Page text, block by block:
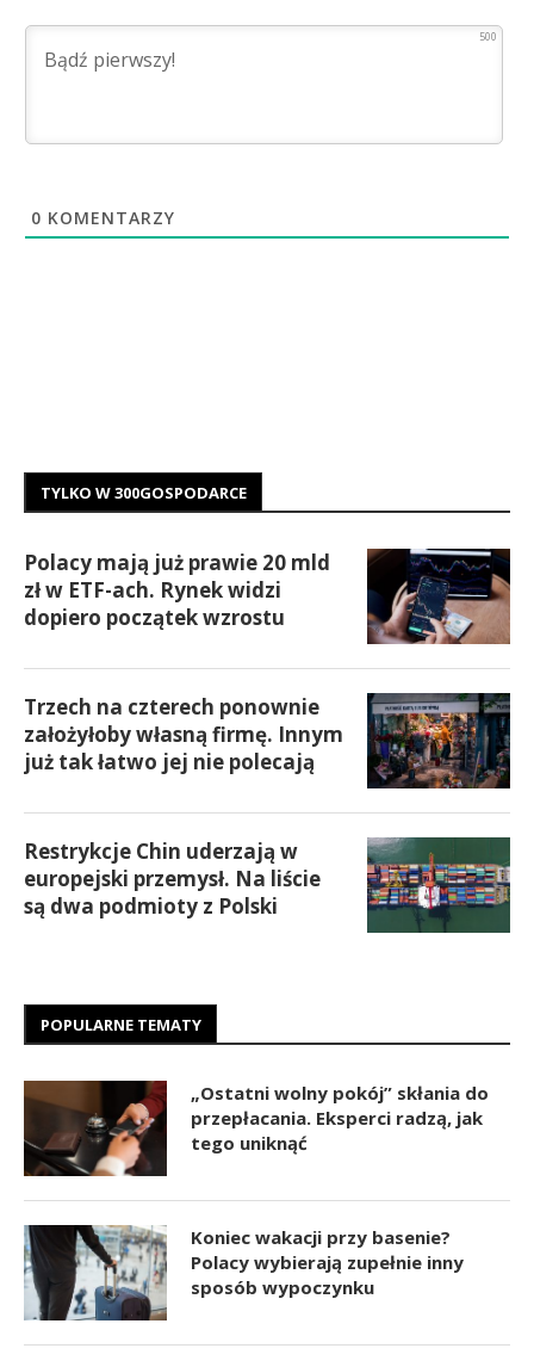
500
0 KOMENTARZY
TYLKO W 300GOSPODARCE
Polacy mają już prawie 20 mld
zł w ETF-ach. Rynek widzi
dopiero początek wzrostu
Trzech na czterech ponownie
założyłoby własną firmę. Innym
już tak łatwo jej nie polecają
Restrykcje Chin uderzają w
europejski przemysł. Na liście
są dwa podmioty z Polski
POPULARNE TEMATY
„Ostatni wolny pokój” skłania do
przepłacania. Eksperci radzą, jak
tego uniknąć
Koniec wakacji przy basenie?
Polacy wybierają zupełnie inny
sposób wypoczynku